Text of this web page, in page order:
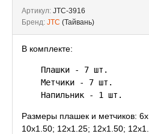
Артикул: JTC-3916
Бренд: JTC (Тайвань)
В комплекте:
    Плашки - 7 шт.
    Метчики - 7 шт.
Размеры плашек и метчиков:
10х1.50; 12х1.25; 12х1.50;